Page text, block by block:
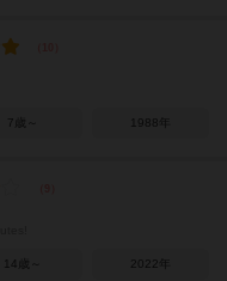
7歳～ 1988年
14歳～ 2022年